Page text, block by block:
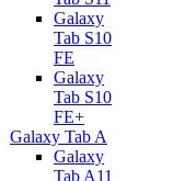
Galaxy
Tab S10
FE
Galaxy
Tab S10
FE+
Galaxy Tab A
Galaxy
Tab A11